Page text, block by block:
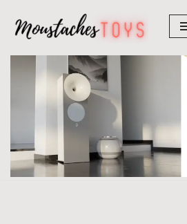
Avançar
para
conteúdo